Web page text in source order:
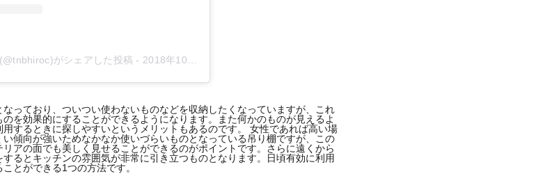
がシェアした投稿 - 2018年10月月29日午後11時14分PDT
っており、ついつい使わないものなどを収納したくなっていますが、これ
を効果的にすることができるようになります。また何かのものが見えるよ
するときに探しやすいというメリットもあるのです。 女性であれば高い場
傾向が強いためなかなか使いづらいものとなっている吊り棚ですが、この
アの面でも美しく見せることができるのがポイントです。さらに遠くから
るとキッチンの雰囲気が非常に引き立つものとなります。日頃有効に利用
とができる1つの方法です。